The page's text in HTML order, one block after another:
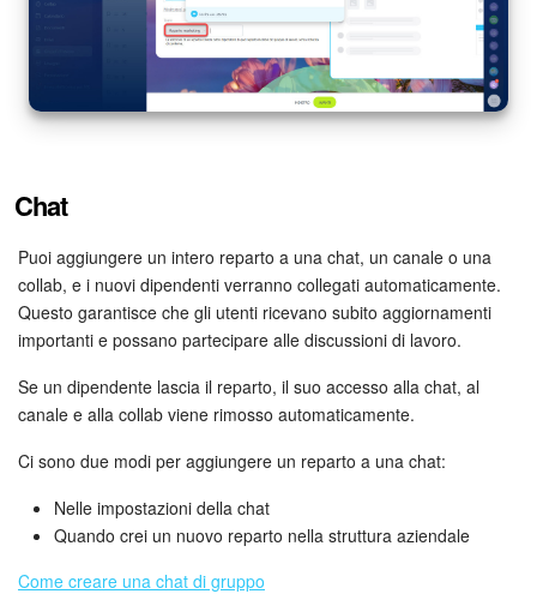
Chat
Puoi aggiungere un intero reparto a una chat, un canale o una
collab, e i nuovi dipendenti verranno collegati automaticamente.
Questo garantisce che gli utenti ricevano subito aggiornamenti
importanti e possano partecipare alle discussioni di lavoro.
Se un dipendente lascia il reparto, il suo accesso alla chat, al
canale e alla collab viene rimosso automaticamente.
Ci sono due modi per aggiungere un reparto a una chat:
Nelle impostazioni della chat
Quando crei un nuovo reparto nella struttura aziendale
Come creare una chat di gruppo